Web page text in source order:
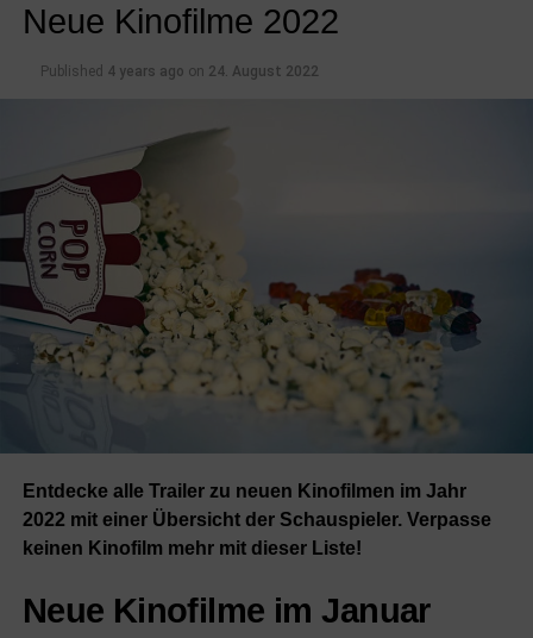
Neue Kinofilme 2022
Published 4 years ago on 24. August 2022
Entdecke alle Trailer zu neuen Kinofilmen im Jahr
2022 mit einer Übersicht der Schauspieler. Verpasse
keinen Kinofilm mehr mit dieser Liste!
Neue Kinofilme im Januar